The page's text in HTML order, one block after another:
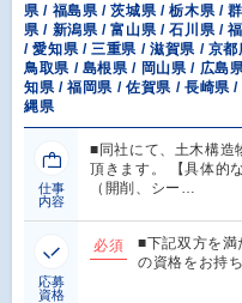
県 / 福島県 / 茨城県 / 栃木県 /
県 / 新潟県 / 富山県 / 石川県 /
/ 愛知県 / 三重県 / 滋賀県 / 京
鳥取県 / 島根県 / 岡山県 / 広島
知県 / 福岡県 / 佐賀県 / 長崎県
縄県
仕事
内容
■同社にて、土木構造
頂きます。 【具体的
（開削、シー…
応募
資格
必須
■下記双方を満
の資格をお持